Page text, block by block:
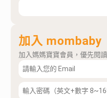
加入 mombaby
加入媽媽寶寶會員，優先閱